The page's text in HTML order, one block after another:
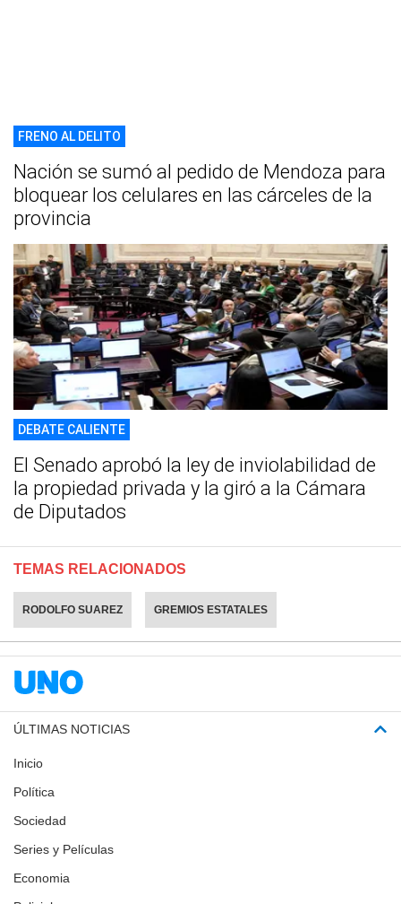
FRENO AL DELITO
Nación se sumó al pedido de Mendoza para
bloquear los celulares en las cárceles de la
provincia
DEBATE CALIENTE
El Senado aprobó la ley de inviolabilidad de
la propiedad privada y la giró a la Cámara
de Diputados
TEMAS RELACIONADOS
RODOLFO SUAREZ GREMIOS ESTATALES
ÚLTIMAS NOTICIAS
Inicio
Política
Sociedad
Series y Películas
Economia